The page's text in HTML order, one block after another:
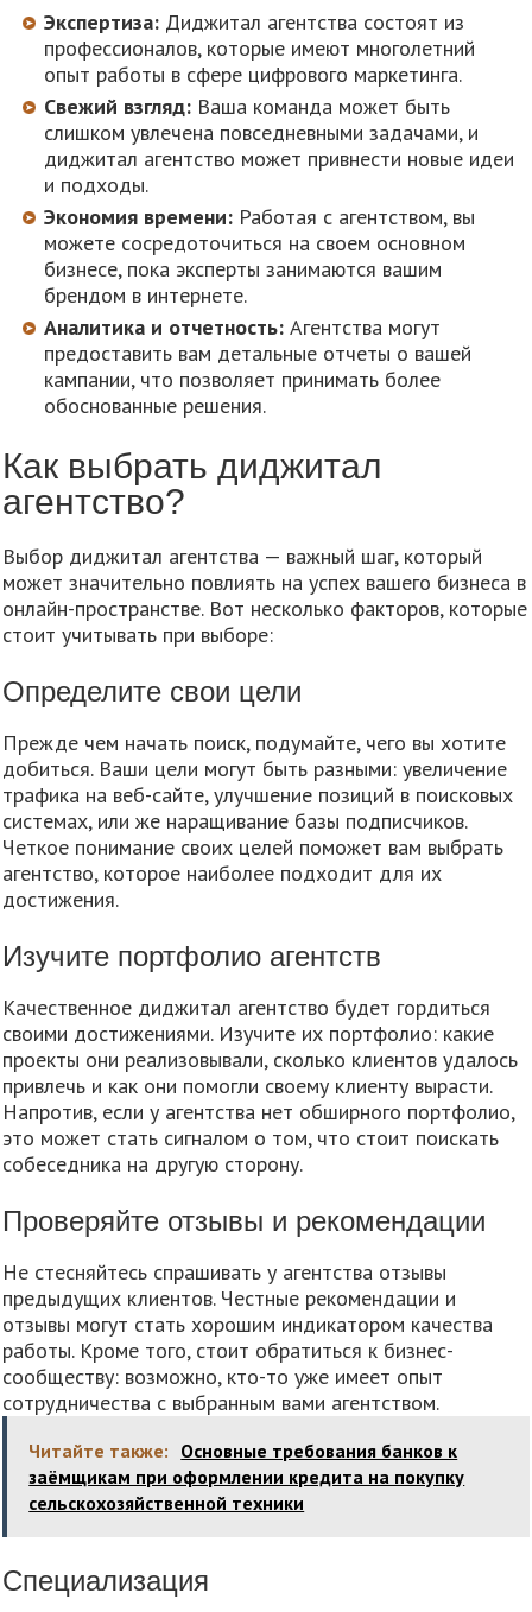
Экспертиза: Диджитал агентства состоят из
профессионалов, которые имеют многолетний
опыт работы в сфере цифрового маркетинга.
Свежий взгляд: Ваша команда может быть
слишком увлечена повседневными задачами, и
диджитал агентство может привнести новые идеи
и подходы.
Экономия времени: Работая с агентством, вы
можете сосредоточиться на своем основном
бизнесе, пока эксперты занимаются вашим
брендом в интернете.
Аналитика и отчетность: Агентства могут
предоставить вам детальные отчеты о вашей
кампании, что позволяет принимать более
обоснованные решения.
Как выбрать диджитал
агентство?
Выбор диджитал агентства — важный шаг, который
может значительно повлиять на успех вашего бизнеса в
онлайн-пространстве. Вот несколько факторов, которые
стоит учитывать при выборе:
Определите свои цели
Прежде чем начать поиск, подумайте, чего вы хотите
добиться. Ваши цели могут быть разными: увеличение
трафика на веб-сайте, улучшение позиций в поисковых
системах, или же наращивание базы подписчиков.
Четкое понимание своих целей поможет вам выбрать
агентство, которое наиболее подходит для их
достижения.
Изучите портфолио агентств
Качественное диджитал агентство будет гордиться
своими достижениями. Изучите их портфолио: какие
проекты они реализовывали, сколько клиентов удалось
привлечь и как они помогли своему клиенту вырасти.
Напротив, если у агентства нет обширного портфолио,
это может стать сигналом о том, что стоит поискать
собеседника на другую сторону.
Проверяйте отзывы и рекомендации
Не стесняйтесь спрашивать у агентства отзывы
предыдущих клиентов. Честные рекомендации и
отзывы могут стать хорошим индикатором качества
работы. Кроме того, стоит обратиться к бизнес-
сообществу: возможно, кто-то уже имеет опыт
сотрудничества с выбранным вами агентством.
Читайте также: Основные требования банков к
заёмщикам при оформлении кредита на покупку
сельскохозяйственной техники
Специализация